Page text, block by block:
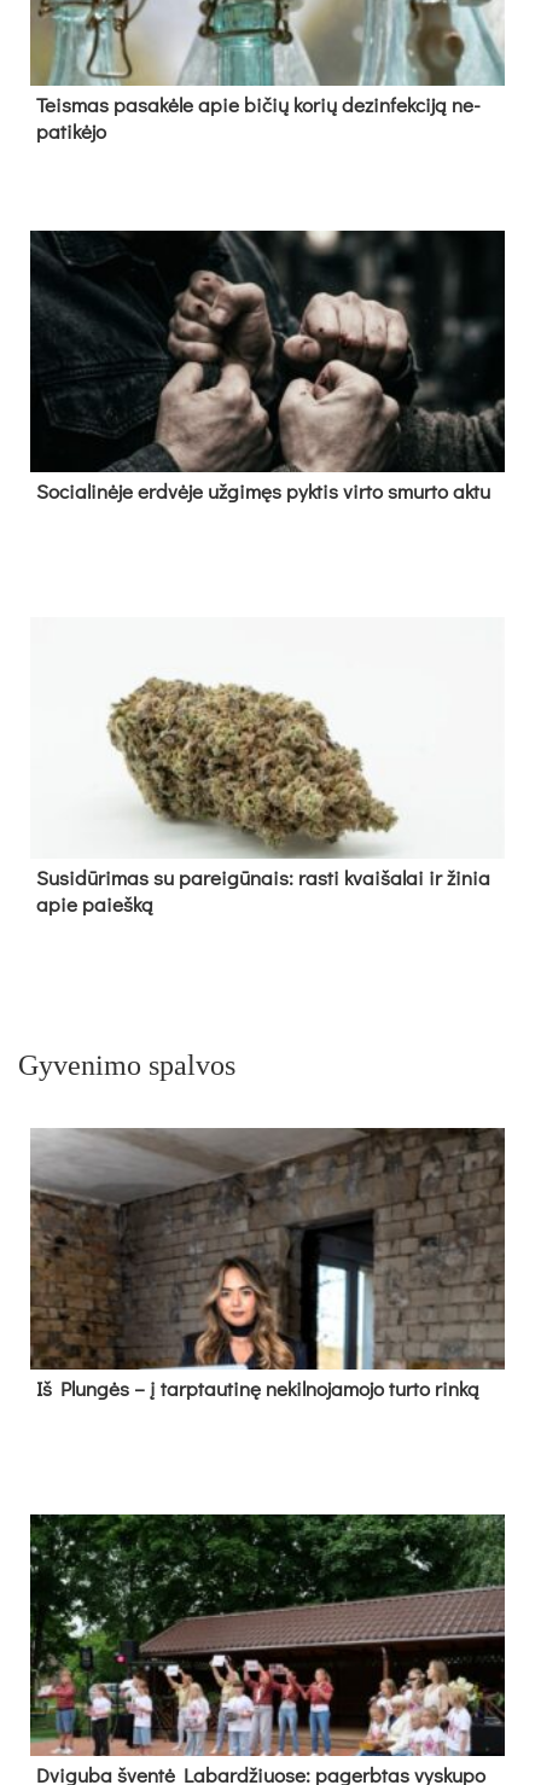
Teis­mas pa­sa­kė­le apie bi­čių ko­rių de­zin­fek­ci­ją ne­
pa­ti­kė­jo
So­cia­li­nė­je erd­vė­je už­gi­męs pyk­tis vir­to smur­to ak­tu
Su­si­dū­ri­mas su pa­rei­gū­nais: ras­ti kvai­ša­lai ir ži­nia
apie paieš­ką
Gyvenimo spalvos
Iš Plungės – į tarptautinę nekilnojamojo turto rinką
Dvi­gu­ba šven­tė La­bar­džiuo­se: pa­gerb­tas vys­ku­po